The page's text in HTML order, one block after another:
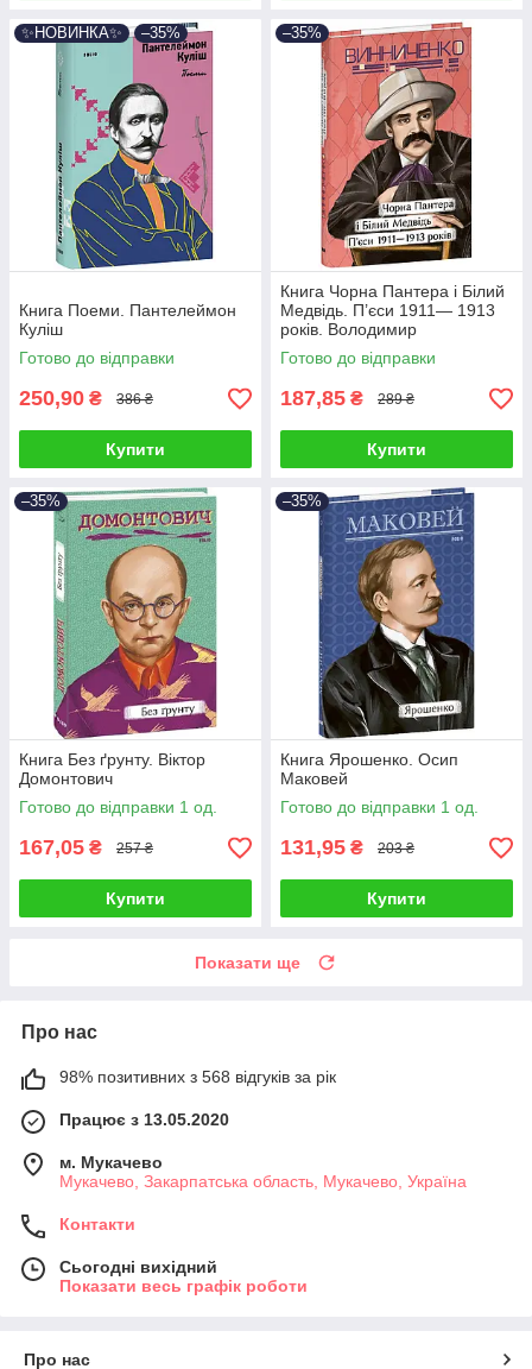
✨НОВИНКА✨ –35%
Книга Поеми. Пантелеймон
Куліш
Готово до відправки
250,90 ₴ 386 ₴
Купити
–35%
Книга Чорна Пантера i Білий
Медвідь. П’єси 1911— 1913
років. Володимир
Винниченко
Готово до відправки
187,85 ₴ 289 ₴
Купити
–35%
Книга Без ґрунту. Віктор
Домонтович
Готово до відправки 1 од.
167,05 ₴ 257 ₴
Купити
–35%
Книга Ярошенко. Осип
Маковей
Готово до відправки 1 од.
131,95 ₴ 203 ₴
Купити
Показати ще
Про нас
98% позитивних з 568 відгуків за рік
Працює з 13.05.2020
м. Мукачево
Мукачево, Закарпатська область, Мукачево, Україна
Контакти
Сьогодні вихідний
Показати весь графік роботи
Про нас